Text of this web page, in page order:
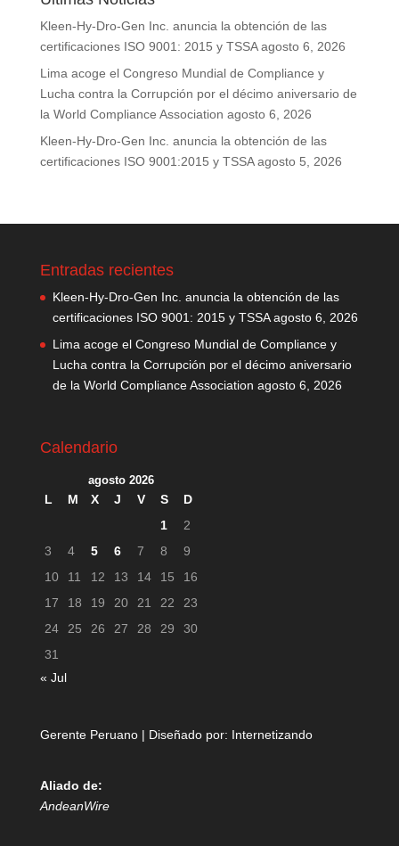
Kleen-Hy-Dro-Gen Inc. anuncia la obtención de las
certificaciones ISO 9001: 2015 y TSSA agosto 6, 2026
Lima acoge el Congreso Mundial de Compliance y
Lucha contra la Corrupción por el décimo aniversario de
la World Compliance Association agosto 6, 2026
Kleen-Hy-Dro-Gen Inc. anuncia la obtención de las
certificaciones ISO 9001:2015 y TSSA agosto 5, 2026
Entradas recientes
Kleen-Hy-Dro-Gen Inc. anuncia la obtención de las
certificaciones ISO 9001: 2015 y TSSA agosto 6, 2026
Lima acoge el Congreso Mundial de Compliance y
Lucha contra la Corrupción por el décimo aniversario
de la World Compliance Association agosto 6, 2026
Calendario
agosto 2026
L M X J V S
D
1
2
3
4 5 6 7 8
9
10
11 12 13 14 15
16
17
18 19 20 21 22
23
24
25 26 27 28 29
30
31
« Jul
Gerente Peruano | Diseñado por: Internetizando
Aliado de:
AndeanWire